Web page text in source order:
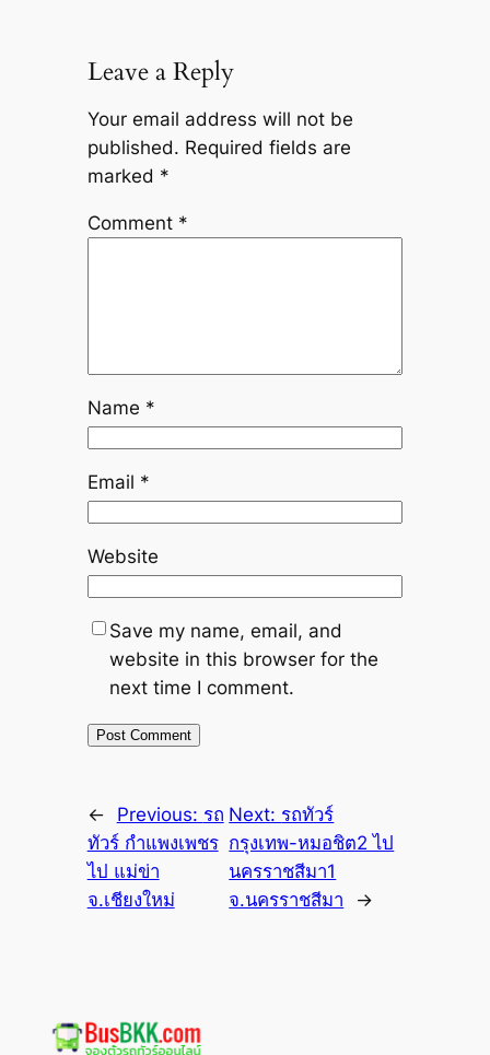
Leave a Reply
Your email address will not be
published. Required fields are
marked *
Comment *
Name *
Email *
Website
Save my name, email, and
website in this browser for the
next time I comment.
← Previous: รถ
ทัวร์ กำแพงเพชร
ไป แม่ข่า
จ.เชียงใหม่
Next: รถทัวร์
กรุงเทพ-หมอชิต2 ไป
นครราชสีมา1
จ.นครราชสีมา
→